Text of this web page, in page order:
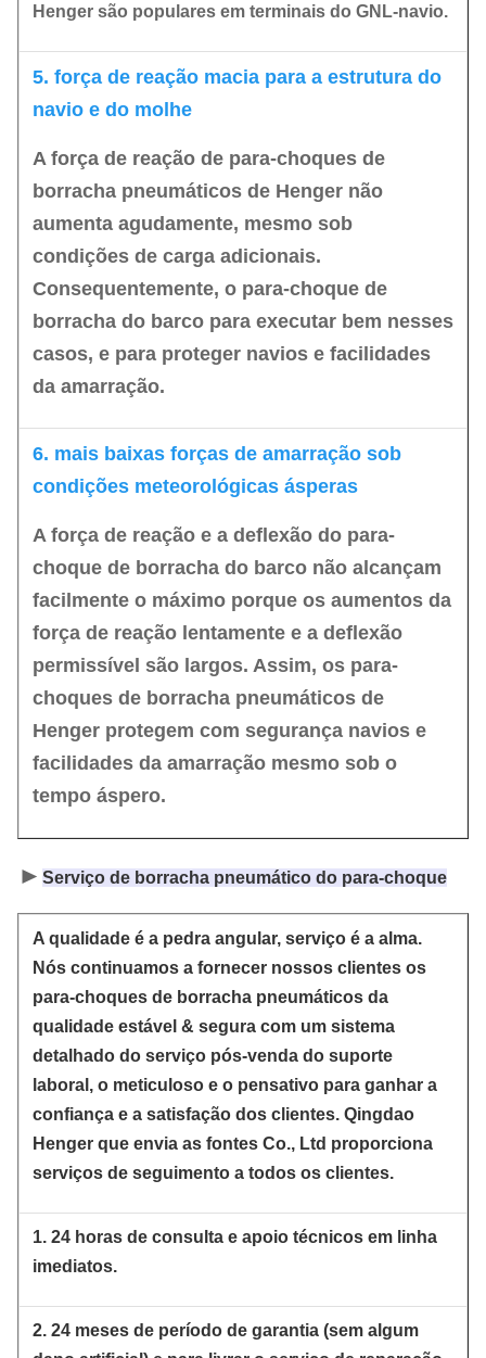
Henger são populares em terminais do GNL-navio.
5. força de reação macia para a estrutura do
navio e do molhe
A força de reação de para-choques de
borracha pneumáticos de Henger não
aumenta agudamente, mesmo sob
condições de carga adicionais.
Consequentemente, o para-choque de
borracha do barco para executar bem nesses
casos, e para proteger navios e facilidades
da amarração.
6. mais baixas forças de amarração sob
condições meteorológicas ásperas
A força de reação e a deflexão do para-
choque de borracha do barco não alcançam
facilmente o máximo porque os aumentos da
força de reação lentamente e a deflexão
permissível são largos. Assim, os para-
choques de borracha pneumáticos de
Henger protegem com segurança navios e
facilidades da amarração mesmo sob o
tempo áspero.
► Serviço de borracha pneumático do para-choque
A qualidade é a pedra angular, serviço é a alma.
Nós continuamos a fornecer nossos clientes os
para-choques de borracha pneumáticos da
qualidade estável & segura com um sistema
detalhado do serviço pós-venda do suporte
laboral, o meticuloso e o pensativo para ganhar a
confiança e a satisfação dos clientes. Qingdao
Henger que envia as fontes Co., Ltd proporciona
serviços de seguimento a todos os clientes.
1. 24 horas de consulta e apoio técnicos em linha
imediatos.
2. 24 meses de período de garantia (sem algum